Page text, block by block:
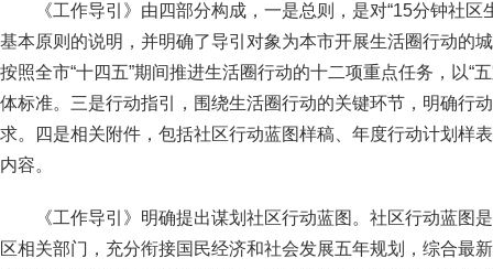
《工作导引》由四部分构成，一是总则，是对“15分钟社
基本原则的说明，并明确了导引对象为本市开展生活圈行动的
按照全市“十四五”期间推进生活圈行动的十二项重点任务，以“
体标准。三是行动指引，围绕生活圈行动的关键环节，明确行
求。四是相关附件，包括社区行动蓝图样稿、年度行动计划样
内容。
《工作导引》明确提出谋划社区行动蓝图。 社区行动蓝图
区相关部门，充分衔接国民经济和社会发展五年规划，综合最